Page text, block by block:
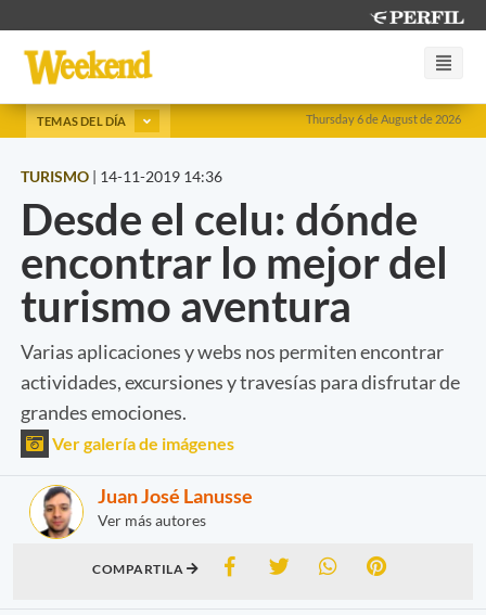
Thursday 6 de August de 2026
TEMAS DEL DÍA
TURISMO | 14-11-2019 14:36
Desde el celu: dónde
encontrar lo mejor del
turismo aventura
Varias aplicaciones y webs nos permiten encontrar
actividades, excursiones y travesías para disfrutar de
grandes emociones.
Ver galería de imágenes
Juan José Lanusse
Ver más autores
COMPARTILA